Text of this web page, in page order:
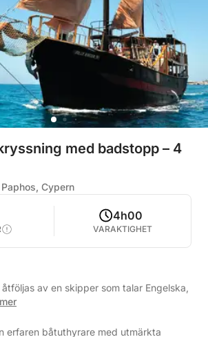
med badstopp – 4
Cypern
4h00
VARAKTIGHET
av en skipper som talar Engelska,
erfaren båtuthyrare med utmärkta